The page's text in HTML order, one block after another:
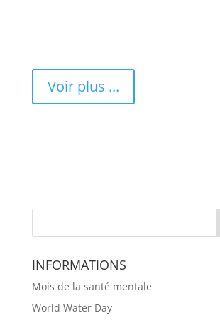
Voir plus ...
INFORMATIONS
Mois de la santé mentale
World Water Day